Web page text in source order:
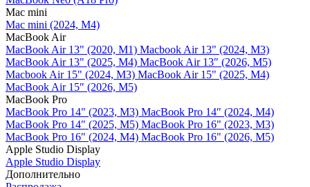
Mac mini
Mac mini (2024, M4)
MacBook Air
MacBook Air 13" (2020, M1) Macbook Air 13" (2024, M3)
MacBook Air 13" (2025, M4) MacBook Air 13″ (2026, M5)
Macbook Air 15" (2024, M3) MacBook Air 15" (2025, M4)
MacBook Air 15″ (2026, M5)
MacBook Pro
MacBook Pro 14" (2023, M3) MacBook Pro 14″ (2024, M4)
MacBook Pro 14″ (2025, M5) MacBook Pro 16" (2023, M3)
MacBook Pro 16″ (2024, M4) MacBook Pro 16" (2026, M5)
Apple Studio Display
Apple Studio Display
Дополнительно